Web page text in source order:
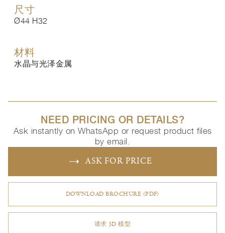
尺寸
Ø44 H32
材料
水晶与光泽金属
NEED PRICING OR DETAILS?
Ask instantly on WhatsApp or request product files
by email.
ASK FOR PRICE
DOWNLOAD BROCHURE (PDF)
请求 3D 模型